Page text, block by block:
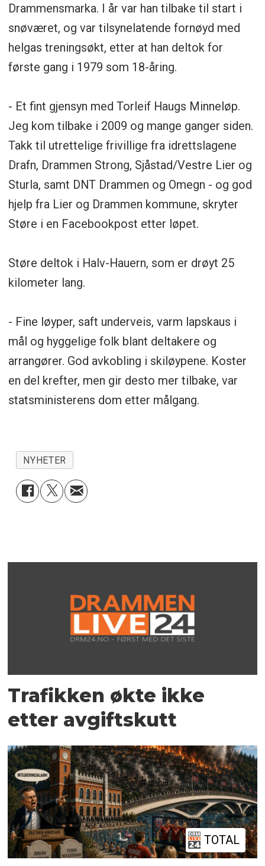
Drammensmarka. I år var han tilbake til start i
snøværet, og var tilsynelatende fornøyd med
helgas treningsøkt, etter at han deltok for
første gang i 1979 som 18-åring.
- Et fint gjensyn med Torleif Haugs Minneløp.
Jeg kom tilbake i 2009 og mange ganger siden.
Takk til utrettelige frivillige fra idrettslagene
Drafn, Drammen Strong, Sjåstad/Vestre Lier og
Sturla, samt DNT Drammen og Omegn - og god
hjelp fra Lier og Drammen kommune, skryter
Støre i en Facebookpost etter løpet.
Støre deltok i Halv-Hauern, som er drøyt 25
kilometer lang.
- Fine løyper, saft underveis, varm lapskaus i
mål og hyggelige folk blant deltakere og
arrangører. God avkobling i skiløypene. Koster
en del krefter, men gir desto mer tilbake, var
statsministerens dom etter målgang.
NYHETER
Trafikken økte ikke
etter avgiftskutt
TOTAL